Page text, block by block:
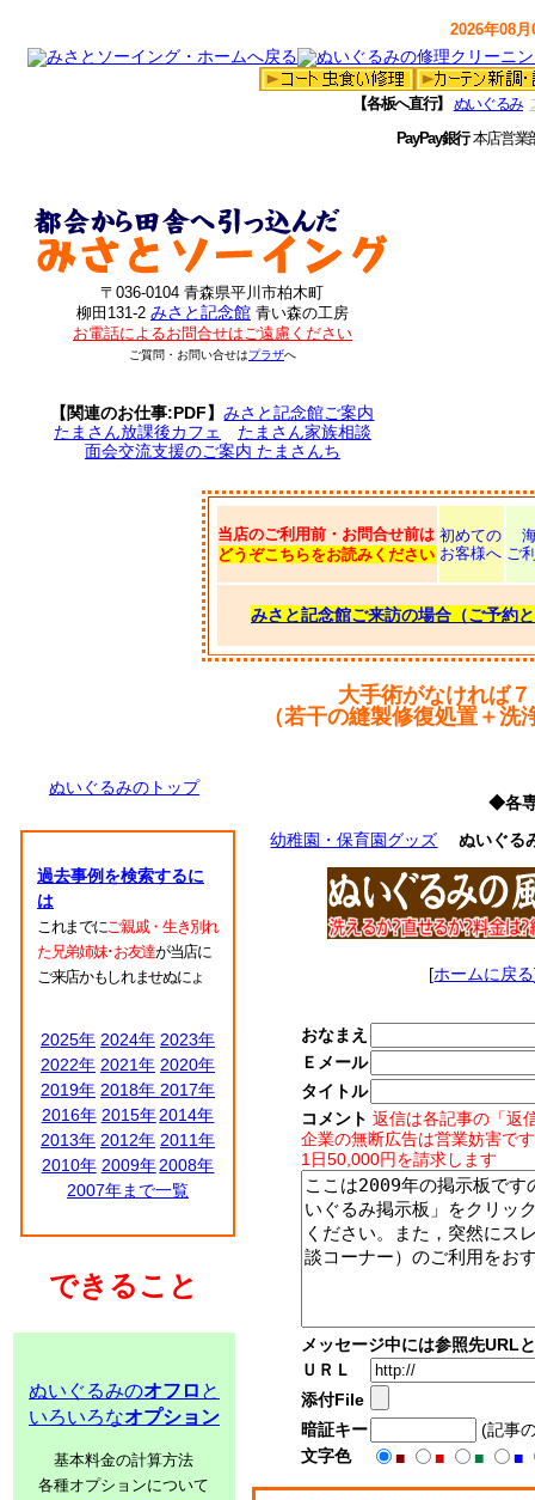
2026年08
【各板へ直行】 ぬいぐるみ
PayPay銀行本店営
〒036-0104 青森県平川市柏木町
柳田131-2 みさと記念館 青い森の工房
お電話によるお問合せはご遠慮ください
ご質問・お問い合せはプラザへ
【関連のお仕事:PDF】みさと記念館ご案内
たまさん放課後カフェ
たまさん家族相談
面会交流支援のご案内 たまさんち
当店のご利用前・お問合せ前は
どうぞこちらをお読みください
初めての
お客様へ ご
みさと記念館ご来訪の場合（ご予約
大手術がなければ
（若干の縫製修復処置＋
ぬいぐるみのトップ
過去事例を検索するに
は
これまでにご親戚・生き別れ
た兄弟姉妹･お友達が当店に
ご来店かもしれませぬにょ
2025年 2024年 2023年
2022年 2021年 2020年
2019年 2018年 2017年
2016年 2015年 2014年
2013年 2012年 2011年
2010年 2009年 2008年
2007年まで一覧
できること
ぬいぐるみのオフロ と
いろいろなオプション
基本料金の計算方法
各種オプションについて
◆各
幼稚園・保育園グッズ
ぬいぐる
[ホームに戻る
おなまえ
Ｅメール
タイトル
コメント 返信は各記事の「返
企業の無断広告は営業妨害で
1日50,000円を請求します
メッセージ中には参照先URL
ＵＲＬ
添付File
暗証キー
(記事
文字色
■ ■ ■ ■